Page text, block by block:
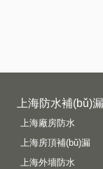
上海防水補(bǔ)漏
上海廠房防水
上海房頂補(bǔ)漏
上海外墻防水